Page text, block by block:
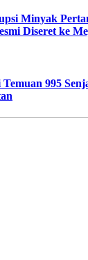
Minyak
Diseret ke
995